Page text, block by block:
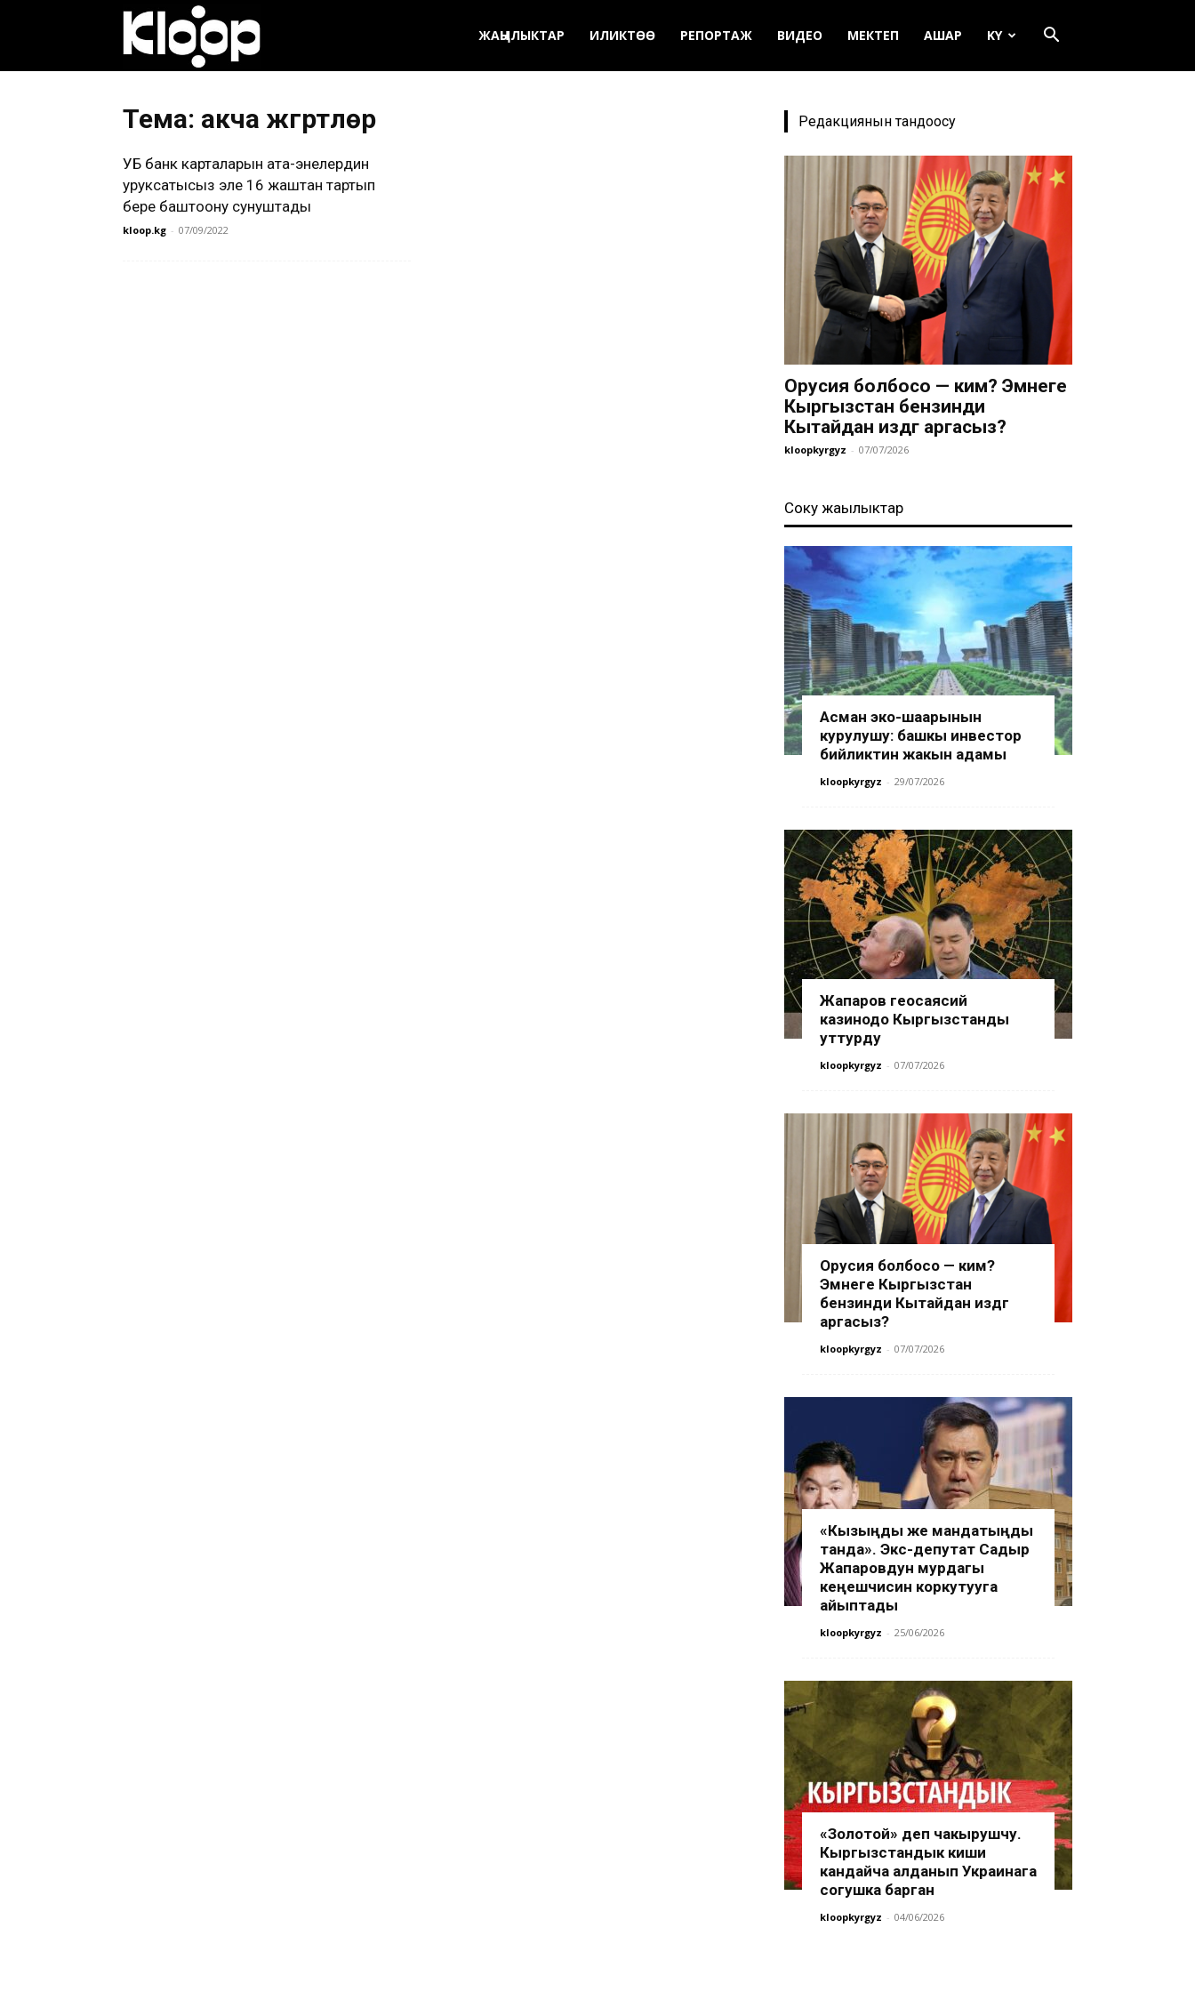
|
ЖАҢЫЛЫКТАР ИЛИКТӨӨ РЕПОРТАЖ ВИДЕО МЕКТЕП АШАР KY
Тема: акча жүгүртүүлөр
УБ банк карталарын ата-энелердин
уруксатысыз эле 16 жаштан тартып
бере баштоону сунуштады
kloop.kg - 07/09/2022
Редакциянын тандоосу
Орусия болбосо — ким? Эмнеге
Кыргызстан бензинди
Кытайдан издөөгө аргасыз?
kloopkyrgyz - 07/07/2026
Соңку жаңылыктар
Асман эко-шаарынын
курулушу: башкы инвестор
бийликтин жакын адамы
kloopkyrgyz - 29/07/2026
Жапаров геосаясий
казинодо Кыргызстанды
уттурду
kloopkyrgyz - 07/07/2026
Орусия болбосо — ким?
Эмнеге Кыргызстан
бензинди Кытайдан издөөгө
аргасыз?
kloopkyrgyz - 07/07/2026
«Кызыңды же мандатыңды
танда». Экс-депутат Садыр
Жапаровдун мурдагы
кеңешчисин коркутууга
айыптады
kloopkyrgyz - 25/06/2026
«Золотой» деп чакырушчу.
Кыргызстандык киши
кандайча алданып Украинага
согушка барган
kloopkyrgyz - 04/06/2026